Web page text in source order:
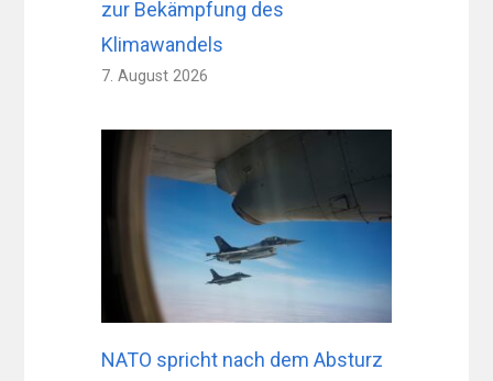
zur Bekämpfung des
Klimawandels
7. August 2026
NATO spricht nach dem Absturz